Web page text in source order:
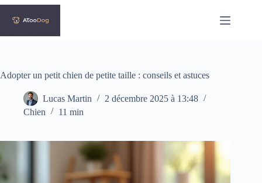
Passer
contenu
Adopter un petit chien de petite taille : conseils et astuces
Lucas Martin
2 décembre 2025 à 13:48
Chien
11 min